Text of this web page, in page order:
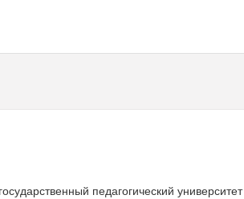
педагогический университет ,